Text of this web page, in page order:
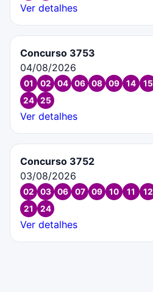
Ver detalhes
Concurso 3753
04/08/2026
01 02 04 06 08 09 14 15
24
25
Ver detalhes
Concurso 3752
03/08/2026
02 03 06 07 09 10 11 12
21
24
Ver detalhes